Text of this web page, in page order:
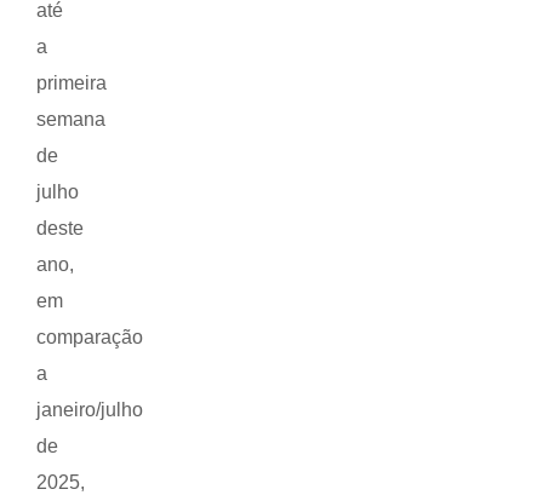
até
a
primeira
semana
de
julho
deste
ano,
em
comparação
a
janeiro/julho
de
2025,